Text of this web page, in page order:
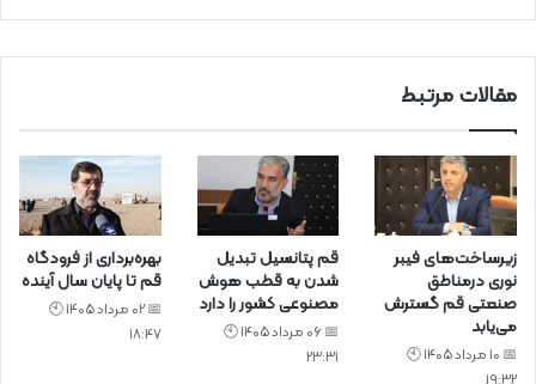
مقالات مرتبط
زیرساخت‌های فیبر
نوری درمناطق
صنعتی قم گسترش
می‌یابد
📅 10 مرداد 1405 🕙
قم پتانسیل تبدیل
شدن به قطب هوش
مصنوعی کشور را دارد
📅 06 مرداد 1405 🕙
23:31
بهره‌برداری از فرودگاه
قم تا پایان سال آینده
📅 02 مرداد 1405 🕙
18:47